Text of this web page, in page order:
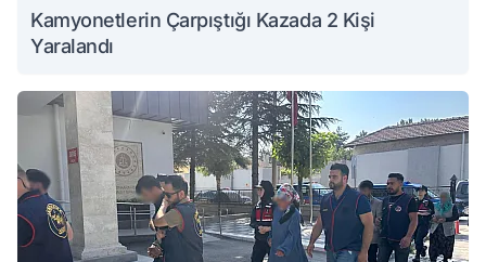
Kamyonetlerin Çarpıştığı Kazada 2 Kişi
Yaralandı